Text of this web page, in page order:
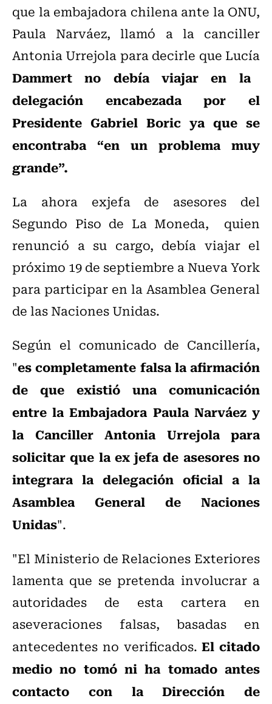
que la embajadora chilena ante la ONU,
Paula Narváez, llamó a la canciller
Antonia Urrejola para decirle que Lucía
Dammert no debía viajar en la
delegación encabezada por el
Presidente Gabriel Boric ya que se
encontraba “en un problema muy
grande”.
La ahora exjefa de asesores del
Segundo Piso de La Moneda, quien
renunció a su cargo, debía viajar el
próximo 19 de septiembre a Nueva York
para participar en la Asamblea General
de las Naciones Unidas.
Según el comunicado de Cancillería,
"es completamente falsa la afirmación
de que existió una comunicación
entre la Embajadora Paula Narváez y
la Canciller Antonia Urrejola para
solicitar que la ex jefa de asesores no
integrara la delegación oficial a la
Asamblea General de Naciones
Unidas".
"El Ministerio de Relaciones Exteriores
lamenta que se pretenda involucrar a
autoridades de esta cartera en
aseveraciones falsas, basadas en
antecedentes no verificados.El citado
medio no tomó ni ha tomado antes
contacto con la Dirección de